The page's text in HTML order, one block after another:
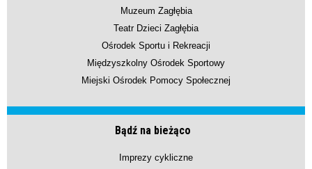
Muzeum Zagłębia
Teatr Dzieci Zagłębia
Ośrodek Sportu i Rekreacji
Międzyszkolny Ośrodek Sportowy
Miejski Ośrodek Pomocy Społecznej
Bądź na bieżąco
Imprezy cykliczne